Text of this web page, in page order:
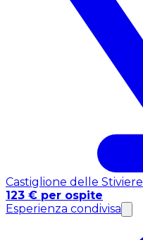
Castiglione delle Stiviere
123 € per ospite
Esperienza condivisa